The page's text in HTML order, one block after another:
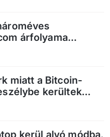
árfolyama...
miatt a Bitcoin-
kerültek...
kerül alvó módba,